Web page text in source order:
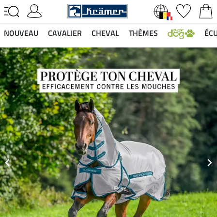
NOUVEAU CAVALIER CHEVAL THÈMES